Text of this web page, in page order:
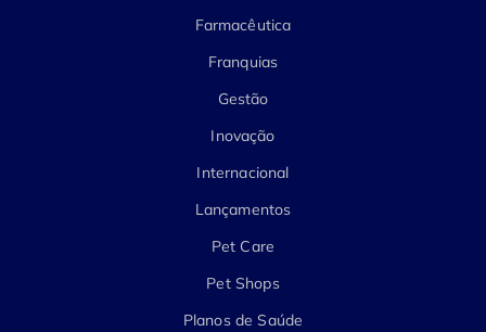
Farmacêutica
Franquias
Gestão
Inovação
Internacional
Lançamentos
Pet Care
Pet Shops
Planos de Saúde